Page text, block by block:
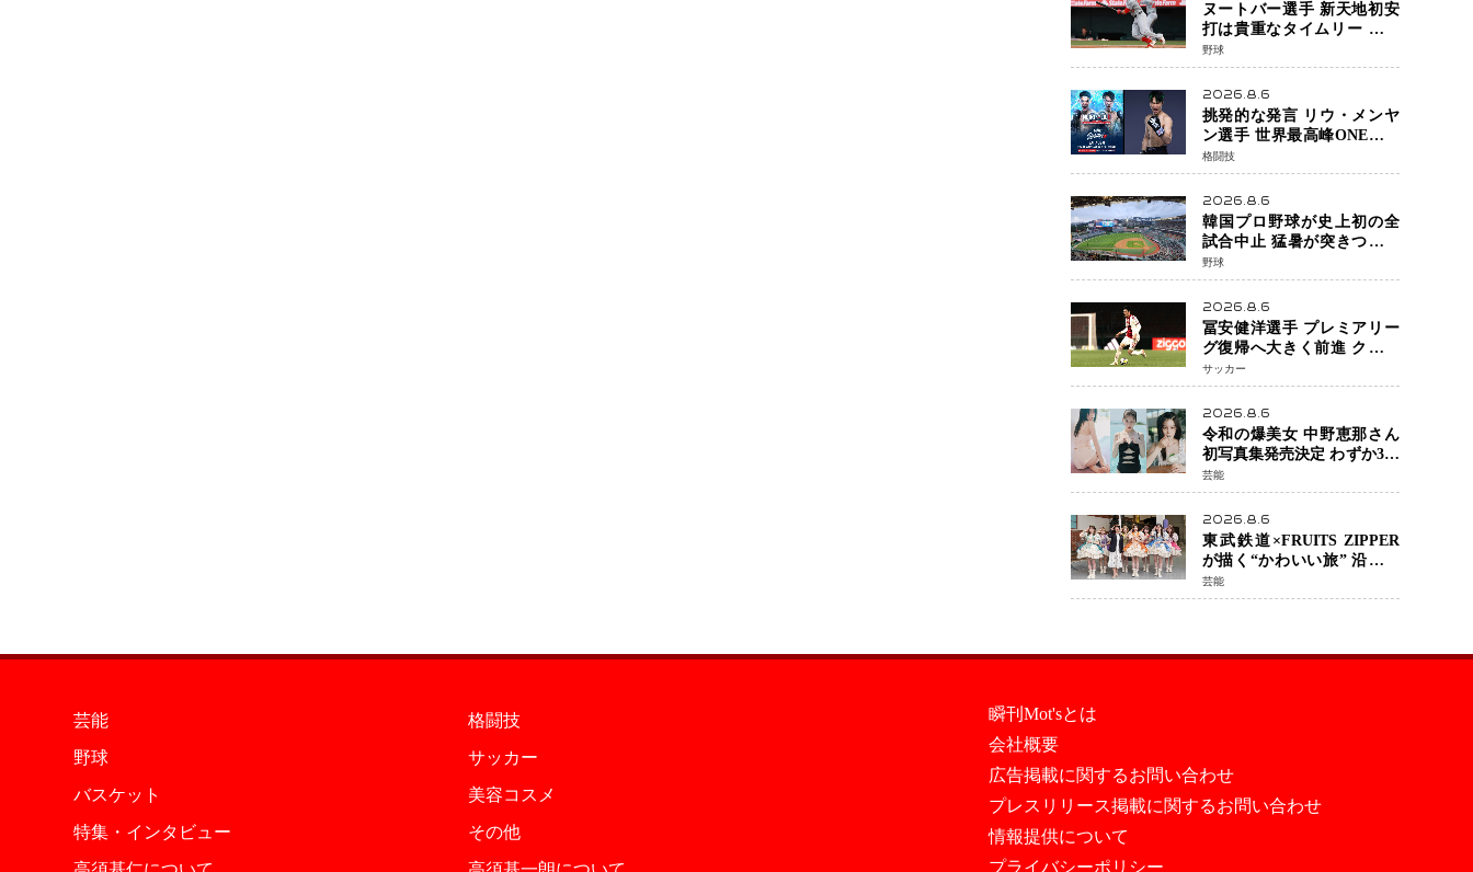
ヌートバー選手 新天地初安
打は貴重なタイムリー 本拠
地ファンが大歓声 笑顔で歓
喜
野球
2026.8.6
挑発的な発言 リウ・メンヤ
ン選手 世界最高峰ONEで浮
き彫りになる 日本キックボ
クシングが直面する“技術
戦”の現在地
格闘技
2026.8.6
韓国プロ野球が史上初の全
試合中止 猛暑が突きつけた
「屋外スポーツの限界」 日
本発のドーム型施設時代へ
野球
2026.8.6
冨安健洋選手 プレミアリー
グ復帰へ大きく前進 クリス
タルパレス加入目前 メディ
カルチェックも通過
サッカー
2026.8.6
令和の爆美女 中野恵那さん
初写真集発売決定 わずか3日
で2560万インプレッション
を記録した話題の美貌を凝
縮
芸能
2026.8.6
東武鉄道×FRUITS ZIPPER
が描く“かわいい旅” 沿線を
舞台にした「TOBU KAWAII
PROJECT」が開幕
芸能
芸能
格闘技
野球
サッカー
バスケット
美容コスメ
特集・インタビュー
その他
瞬刊Mot'sとは
会社概要
広告掲載に関するお問い合わせ
プレスリリース掲載に関するお問い合わせ
情報提供について
プライバシーポリシー